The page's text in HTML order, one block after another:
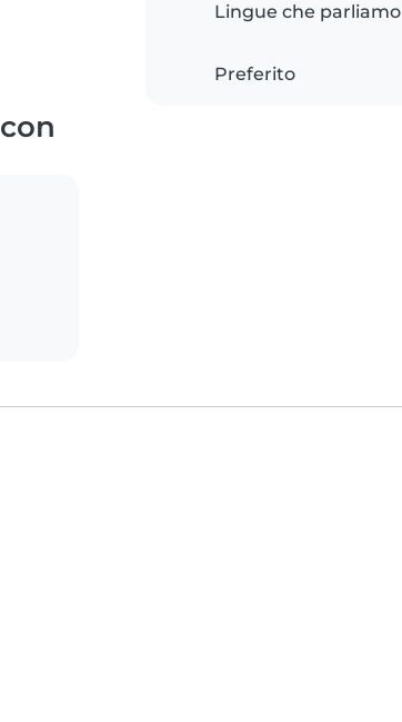
Lingue che parliamo
Preferito